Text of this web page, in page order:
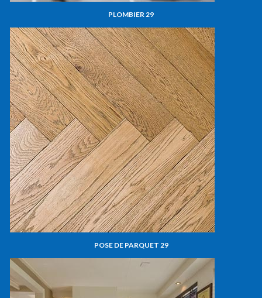
PLOMBIER 29
POSE DE PARQUET 29